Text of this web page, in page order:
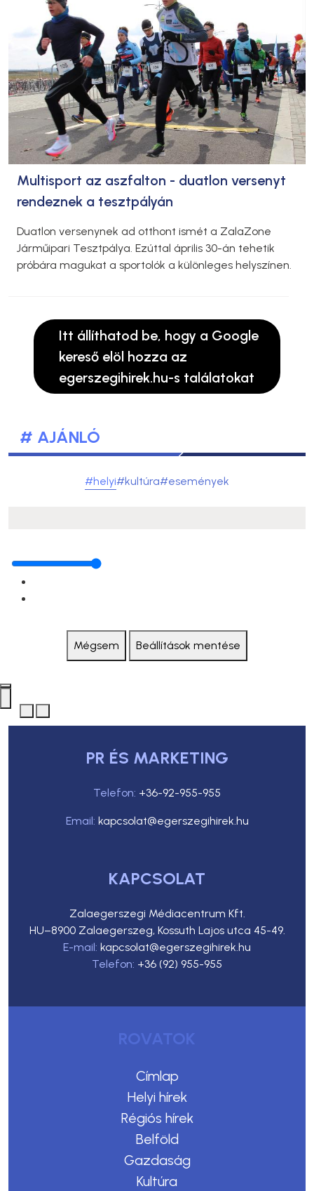
Multisport az aszfalton - duatlon versenyt
rendeznek a tesztpályán
Duatlon versenynek ad otthont ismét a ZalaZone
Járműipari Tesztpálya. Ezúttal április 30-án tehetik
próbára magukat a sportolók a különleges helyszínen.
Itt állíthatod be, hogy a Google
kereső elöl hozza az
egerszegihirek.hu-s találatokat
# AJÁNLÓ
#helyi#kultúra#események
Mégsem Beállítások mentése
PR ÉS MARKETING
Telefon: +36-92-955-955
Email: kapcsolat@egerszegihirek.hu
KAPCSOLAT
Zalaegerszegi Médiacentrum Kft.
HU–8900 Zalaegerszeg, Kossuth Lajos utca 45-49.
E-mail: kapcsolat@egerszegihirek.hu
Telefon: +36 (92) 955-955
ROVATOK
Címlap
Helyi hírek
Régiós hírek
Belföld
Gazdaság
Kultúra